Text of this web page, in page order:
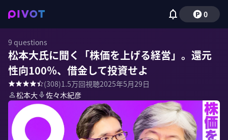
0
9 questions
松本大氏に聞く「株価を上げる経営」。還元
性向100％、借金して投資せよ
(308)1.5万回視聴2025年5月29日
松本大
佐々木紀彦